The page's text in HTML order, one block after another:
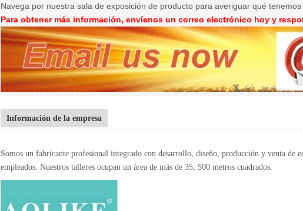
Navega por nuestra sala de exposición de producto para averiguar qué
Para obtener más información, envíenos un correo electrónico hoy y
Información de la empresa
Somos un fabricante profesional integrado con desarrollo, diseño, producción y venta de
empleados. Nuestros talleres ocupan un área de más de 35, 500 metros cuadrados.